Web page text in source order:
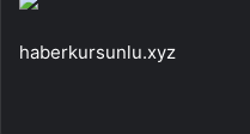
haberkursunlu.xyz